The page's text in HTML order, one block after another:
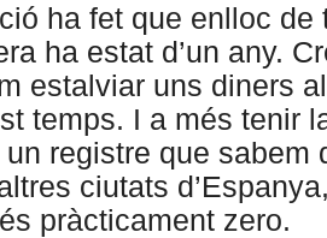
ha fet que enlloc de
ha estat d’un any.
estalviar uns diners
temps. I a més tenir
registre que sabem
ciutats
pràcticament zero.